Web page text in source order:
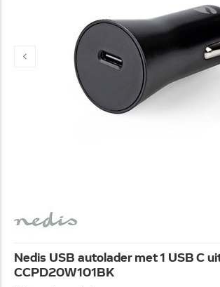
Nedis USB autolader met 1 USB C
CCPD20W101BK